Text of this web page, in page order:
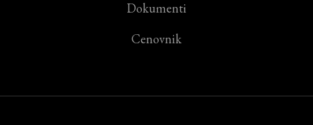
Dokumenti
Cenovnik